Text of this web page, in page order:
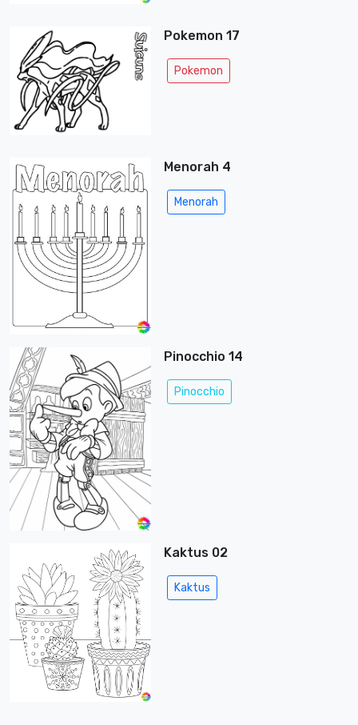
Pokemon 17
Pokemon
Menorah 4
Menorah
Pinocchio 14
Pinocchio
Kaktus 02
Kaktus